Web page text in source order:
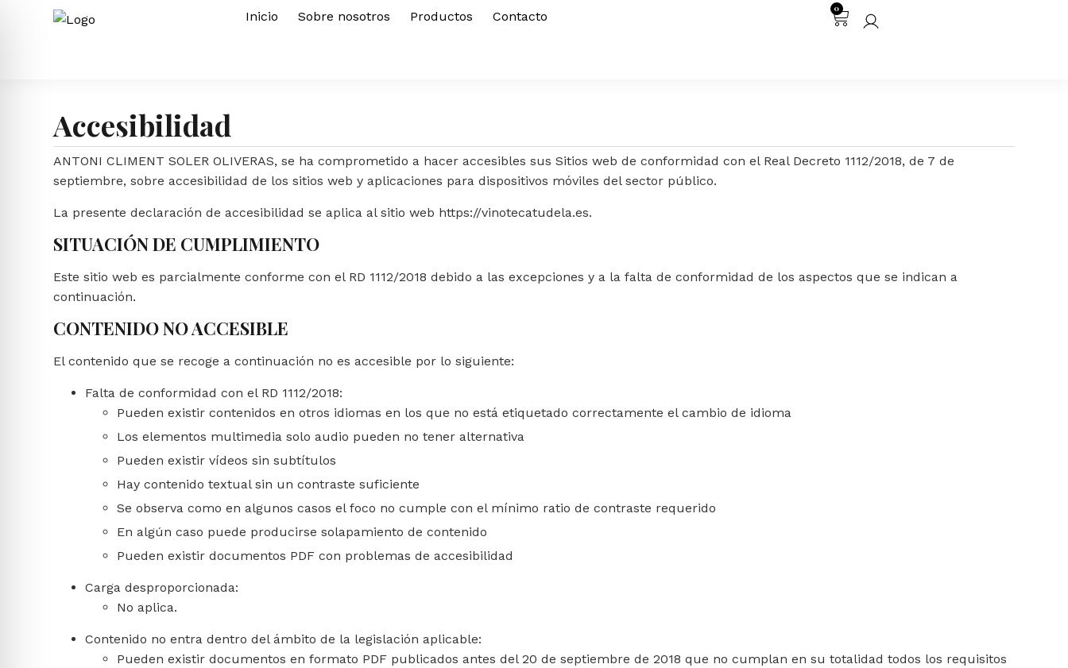
Inicio Sobre nosotros Productos Contacto
0
Accesibilidad
ANTONI CLIMENT SOLER OLIVERAS, se ha comprometido a hacer accesibles sus Sitios web de conformidad con el Real Decreto 1112/2018, de 7 de
septiembre, sobre accesibilidad de los sitios web y aplicaciones para dispositivos móviles del sector público.
La presente declaración de accesibilidad se aplica al sitio web https://vinotecatudela.es.
SITUACIÓN DE CUMPLIMIENTO
Este sitio web es parcialmente conforme con el RD 1112/2018 debido a las excepciones y a la falta de conformidad de los aspectos que se indican a
continuación.
CONTENIDO NO ACCESIBLE
El contenido que se recoge a continuación no es accesible por lo siguiente:
Falta de conformidad con el RD 1112/2018:
Pueden existir contenidos en otros idiomas en los que no está etiquetado correctamente el cambio de idioma
Los elementos multimedia solo audio pueden no tener alternativa
Pueden existir vídeos sin subtítulos
Hay contenido textual sin un contraste suficiente
Se observa como en algunos casos el foco no cumple con el mínimo ratio de contraste requerido
En algún caso puede producirse solapamiento de contenido
Pueden existir documentos PDF con problemas de accesibilidad
Carga desproporcionada:
No aplica.
Contenido no entra dentro del ámbito de la legislación aplicable:
Pueden existir documentos en formato PDF publicados antes del 20 de septiembre de 2018 que no cumplan en su totalidad todos los requisitos